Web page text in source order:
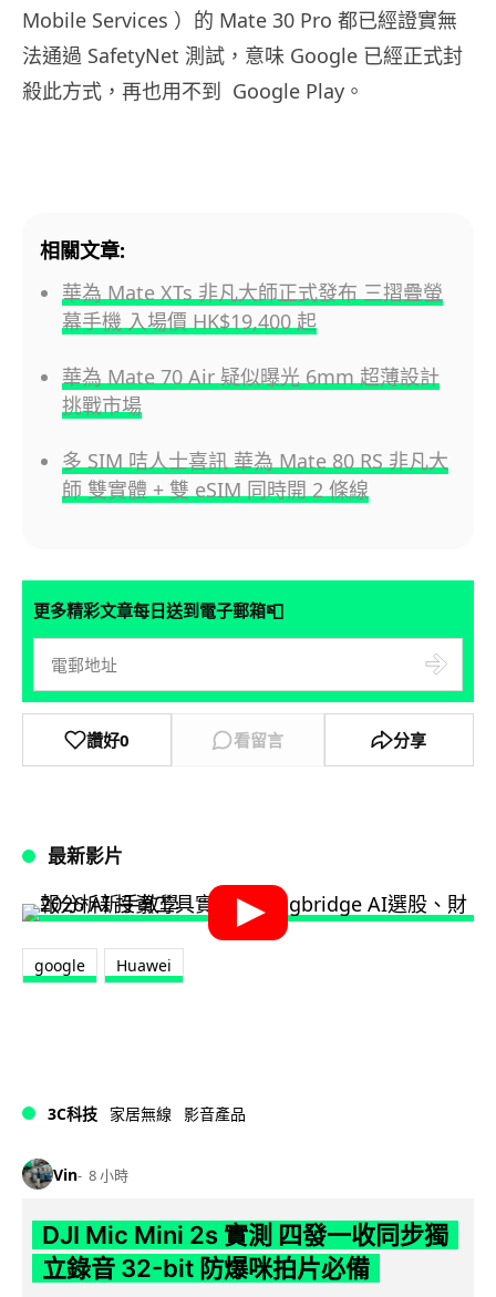
Mobile Services ）的 Mate 30 Pro 都已經證實無
法通過 SafetyNet 測試，意味 Google 已經正式封
殺此方式，再也用不到 Google Play。
相關文章:
華為 Mate XTs 非凡大師正式發布 三摺疊螢
幕手機 入場價 HK$19,400 起
華為 Mate 70 Air 疑似曝光 6mm 超薄設計
挑戰市場
多 SIM 咭人士喜訊 華為 Mate 80 RS 非凡大
師 雙實體 + 雙 eSIM 同時開 2 條線
更多精彩文章每日送到電子郵箱📮
讚好0 看留言 分享
最新影片
google Huawei
3C科技 家居無線 影音產品
Vin 8 小時
DJI Mic Mini 2s 實測 四發一收同步獨
立錄音 32-bit 防爆咪拍片必備